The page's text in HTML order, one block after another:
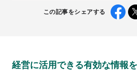
この記事をシェアする
経営に活用できる有効な情報を